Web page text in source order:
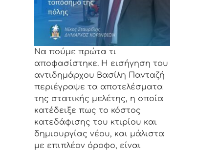
Να πούμε πρώτα τι
αποφασίστηκε. Η εισήγηση του
αντιδημάρχου Βασίλη Πανταζή
περιέγραψε τα αποτελέσματα
της στατικής μελέτης, η οποία
κατέδειξε πως το κόστος
κατεδάφισης του κτιρίου και
δημιουργίας νέου, και μάλιστα
με επιπλέον όροφο, είναι